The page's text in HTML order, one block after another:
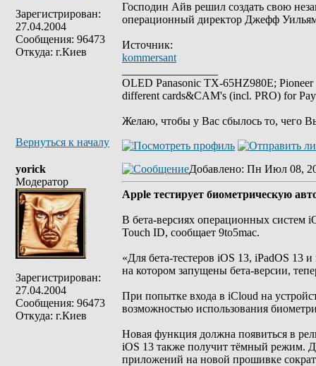
Зарегистрирован:
27.04.2004
Сообщения: 96473
Откуда: г.Киев
Господин Айв решил создать свою
операционный директор Джефф
Источник:
kommersant
OLED Panasonic TX-65HZ980E;
different cards&CAM's (incl. PRO) for
Желаю, чтобы у Вас сбылось то, чего
Вернуться к началу
yorick
Модератор
Зарегистрирован:
27.04.2004
Сообщения: 96473
Откуда: г.Киев
Добавлено: Пн Июл 08,
Apple тестирует биометрическую
В бета-версиях операционных систем
Touch ID, сообщает 9to5mac.
«Для бета-тестеров iOS 13, iPadOS 13
на котором запущены бета-версии,
При попытке входа в iCloud на
возможностью использования
Новая функция должна появиться в
iOS 13 также получит тёмный режим.
приложений на новой прошивке